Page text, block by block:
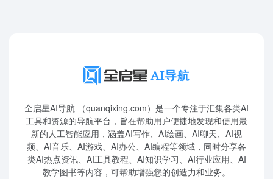
全启星AI导航 （quanqixing.com）是一个专注于汇集各类AI
工具和资源的导航平台，旨在帮助用户便捷地发现和使用最
新的人工智能应用，涵盖AI写作、AI绘画、AI聊天、AI视
频、AI音乐、AI游戏、AI办公、AI编程等领域，同时分享各
类AI热点资讯、AI工具教程、AI知识学习、AI行业应用、AI
教学图书等内容，可帮助增强您的创造力和业务。